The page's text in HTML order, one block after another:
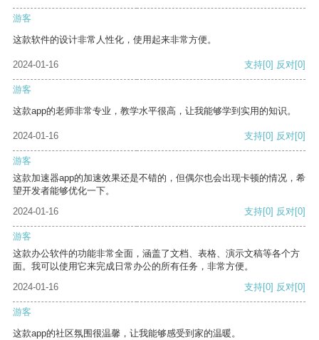
游客
这款软件的设计非常人性化，使用起来非常方便。
2024-01-16 支持[0] 反对[0]
游客
这款app的老师非常专业，教学水平很高，让我能够学到实用的知识。
2024-01-16 支持[0] 反对[0]
游客
这款加速器app的加速效果还是不错的，但偶尔也会出现卡顿的情况，希
望开发者能够优化一下。
2024-01-16
支持[0] 反对[0]
游客
这款办公软件的功能非常全面，涵盖了文档、表格、演示文稿等各个方
面。我可以使用它来完成日常办公的所有任务，非常方便。
2024-01-16
支持[0] 反对[0]
游客
这款app的社区氛围很温馨，让我能够感受到家的温暖。